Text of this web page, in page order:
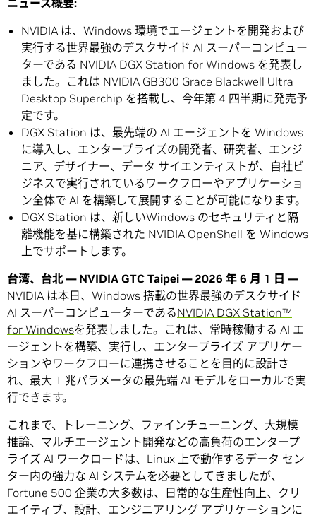
ニュース概要:
NVIDIA は、Windows 環境でエージェントを開発および
実行する世界最強のデスクサイド AI スーパーコンピュー
ターである NVIDIA DGX Station for Windows を発表し
ました。これは NVIDIA GB300 Grace Blackwell Ultra
Desktop Superchip を搭載し、今年第 4 四半期に発売予
定です。
DGX Station は、最先端の AI エージェントを Windows
に導入し、エンタープライズの開発者、研究者、エンジ
ニア、デザイナー、データ サイエンティストが、自社ビ
ジネスで実行されているワークフローやアプリケーショ
ン全体で AI を構築して展開することが可能になります。
DGX Station は、新しいWindows のセキュリティと隔
離機能を基に構築された NVIDIA OpenShell を Windows
上でサポートします。
台湾、台北 — NVIDIA GTC Taipei — 2026 年 6 月 1 日 —
NVIDIA は本日、Windows 搭載の世界最強のデスクサイド
AI スーパーコンピューターであるNVIDIA DGX Station™
for Windowsを発表しました。これは、常時稼働する AI エ
ージェントを構築、実行し、エンタープライズ アプリケー
ションやワークフローに連携させることを目的に設計さ
れ、最大 1 兆パラメータの最先端 AI モデルをローカルで実
行できます。
これまで、トレーニング、ファインチューニング、大規模
推論、マルチエージェント開発などの高負荷のエンタープ
ライズ AI ワークロードは、Linux 上で動作するデータ セン
ター内の強力な AI システムを必要としてきましたが、
Fortune 500 企業の大多数は、日常的な生産性向上、クリ
エイティブ、設計、エンジニアリング アプリケーションに